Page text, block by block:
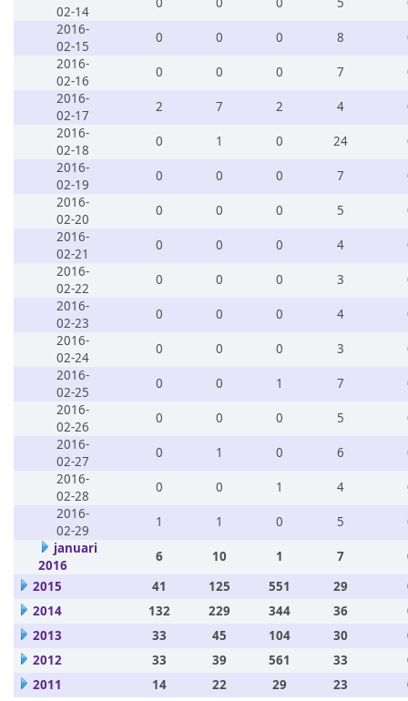
02-14
2016-
02-15
0 0 0 8
2016-
02-16
0 0 0 7
2016-
02-17
2 7 2 4
2016-
02-18
0 1 0 24
2016-
02-19
0 0 0 7
2016-
02-20
0 0 0 5
2016-
02-21
0 0 0 4
2016-
02-22
0 0 0 3
2016-
02-23
0 0 0 4
2016-
02-24
0 0 0 3
2016-
02-25
0 0 1 7
2016-
02-26
0 0 0 5
2016-
02-27
0 1 0 6
2016-
02-28
0 0 1 4
2016-
02-29
1 1 0 5
januari
2016
6 10 1 7
2015
41 125 551 29
2014
132 229 344 36
2013
33 45 104 30
2012
33 39 561 33
2011
14 22 29 23